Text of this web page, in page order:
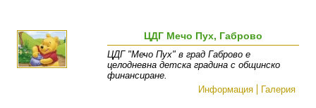
ЦДГ Мечо Пух, Габрово
ЦДГ "Мечо Пух" в град Габрово е
целодневна детска градина с общинско
финансиране.
Информация
Галерия